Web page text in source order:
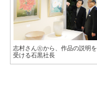
志村さん㊧から、作品の説明を
受ける石黒社長